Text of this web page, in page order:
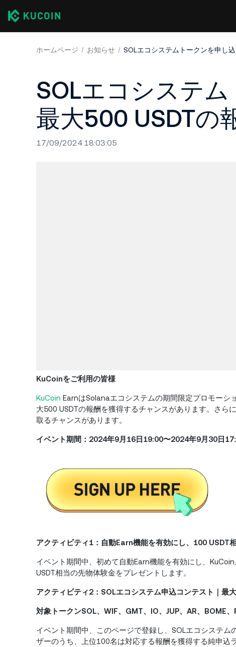
ホームページ お知らせ SOLエコシステムトークンを申し
SOLエコシステム
最大500 USDTの
17/09/2024 18:03:05
KuCoinをご利用の皆様
KuCoin EarnはSolanaエコシステムの期間限定プロモーシ
大500 USDTの報酬を獲得するチャンスがあります。さら
取るチャンスがあります。
イベント期間： 2024年9月16日19:00〜2024年9月30日
アクティビティ1：自動Earn機能を有効にし、100 USDT
イベント期間中、初めて自動Earn機能を有効にし、
USDT相当の先物体験金をプレゼントします。
アクティビティ2：SOLエコシステム申込コンテスト｜最
対象トークンSOL、WIF、GMT、IO、JUP、AR、BOME
イベント期間中、このページで登録し、SOLエコシステ
ザーのうち、上位100名は対応する報酬を獲得する純申込